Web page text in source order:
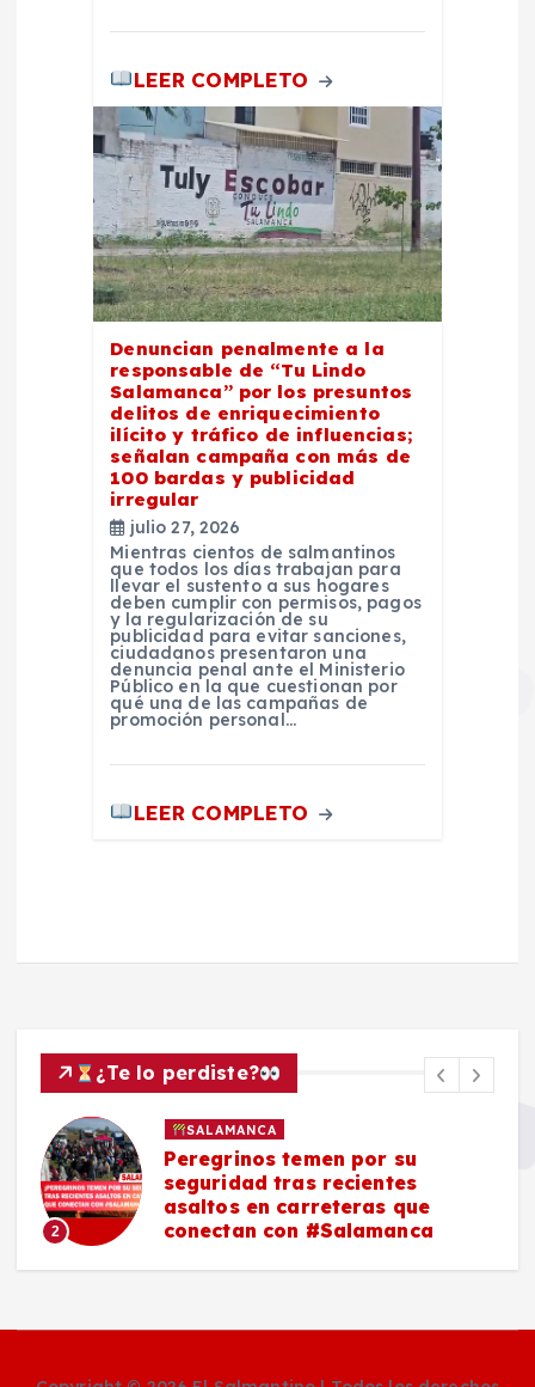
LEER COMPLETO
Denuncian penalmente a la
responsable de “Tu Lindo
Salamanca” por los presuntos
delitos de enriquecimiento
ilícito y tráfico de influencias;
señalan campaña con más de
100 bardas y publicidad
irregular
julio 27, 2026
Mientras cientos de salmantinos
que todos los días trabajan para
llevar el sustento a sus hogares
deben cumplir con permisos, pagos
y la regularización de su
publicidad para evitar sanciones,
ciudadanos presentaron una
denuncia penal ante el Ministerio
Público en la que cuestionan por
qué una de las campañas de
promoción personal…
LEER COMPLETO
¿Te lo perdiste?
2
SALAMANCA
Peregrinos temen por su
seguridad tras recientes
asaltos en carreteras que
conectan con #Salamanca